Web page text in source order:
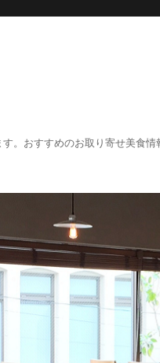
。おすすめのお取り寄せ美食情